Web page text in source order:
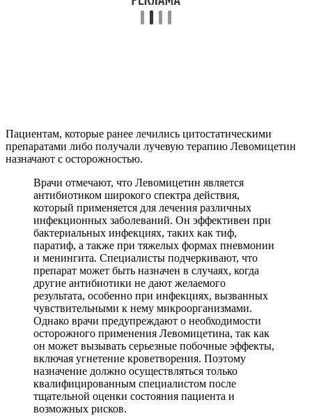
Пациентам, которые ранее лечились цитостатическими
препаратами либо получали лучевую терапию Левомицетин
назначают с осторожностью.
Врачи отмечают, что Левомицетин является
антибиотиком широкого спектра действия,
который применяется для лечения различных
инфекционных заболеваний. Он эффективен при
бактериальных инфекциях, таких как тиф,
паратиф, а также при тяжелых формах пневмонии
и менингита. Специалисты подчеркивают, что
препарат может быть назначен в случаях, когда
другие антибиотики не дают желаемого
результата, особенно при инфекциях, вызванных
чувствительными к нему микроорганизмами.
Однако врачи предупреждают о необходимости
осторожного применения Левомицетина, так как
он может вызывать серьезные побочные эффекты,
включая угнетение кроветворения. Поэтому
назначение должно осуществляться только
квалифицированным специалистом после
тщательной оценки состояния пациента и
возможных рисков.